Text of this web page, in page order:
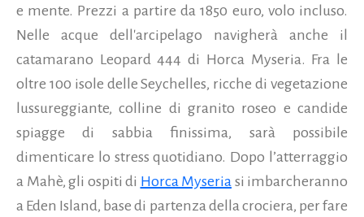
e mente. Prezzi a partire da 1850 euro, volo incluso.
Nelle acque dell'arcipelago navigherà anche il
catamarano Leopard 444 di Horca Myseria. Fra le
oltre 100 isole delle Seychelles, ricche di vegetazione
lussureggiante, colline di granito roseo e candide
spiagge di sabbia finissima, sarà possibile
dimenticare lo stress quotidiano. Dopo l’atterraggio
a Mahè, gli ospiti di Horca Myseria si imbarcheranno
a Eden Island, base di partenza della crociera, per fare